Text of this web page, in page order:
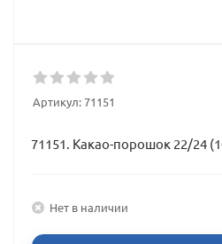
Артикул:71151
71151. Какао-порошок 22/24
Нет в наличии